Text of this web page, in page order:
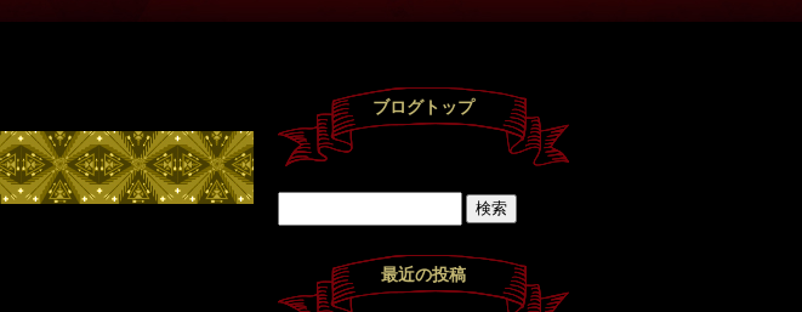
ブログトップ
最近の投稿